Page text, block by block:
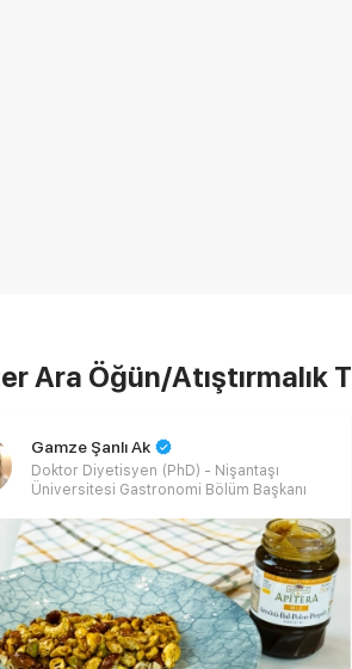
Ara Öğün/Atıştırmalık
Gamze Şanlı Ak
Doktor Diyetisyen (PhD) - Nişantaşı
Üniversitesi Gastronomi Bölüm Başkanı